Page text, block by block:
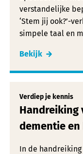
verstandelijke
‘Stem jij ook?’-
simpele taal en
Bekijk
Verdiep je kennis
Handreiking
dementie
In de